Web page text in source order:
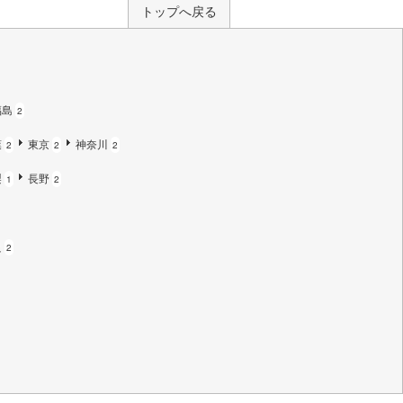
トップへ戻る
2
2 東京 2 神奈川 2
1 長野 2
2